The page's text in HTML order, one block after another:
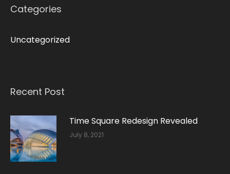
Categories
Uncategorized
Recent Post
Time Square Redesign Revealed
July 8, 2021